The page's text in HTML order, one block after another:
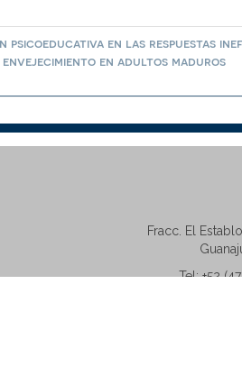
en las respuestas
en adultos maduros
Fracc. El
Tel: +52